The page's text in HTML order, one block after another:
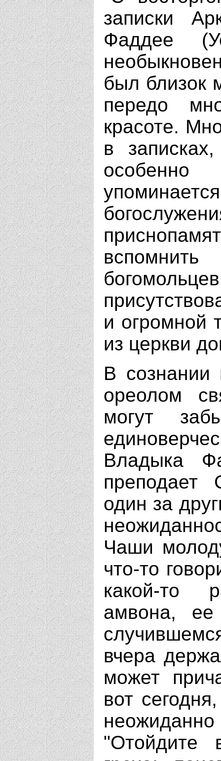
записки
Фаддее
был близок
передо
красоте.
в
и огромной
из церкви
В
ореолом
могут
Владыка
один за
Чаши
что-то
какой-то
амвона,
вчера
может
вот
"Отойдите